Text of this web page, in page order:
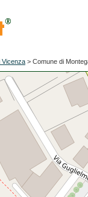
Vicenza > Comune di